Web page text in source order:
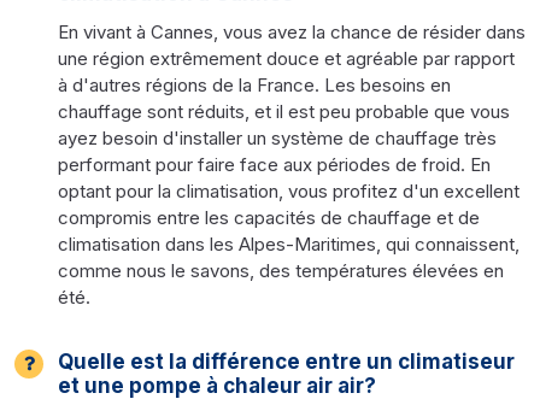
En vivant à Cannes, vous avez la chance de résider dans
une région extrêmement douce et agréable par rapport
à d'autres régions de la France. Les besoins en
chauffage sont réduits, et il est peu probable que vous
ayez besoin d'installer un système de chauffage très
performant pour faire face aux périodes de froid. En
optant pour la climatisation, vous profitez d'un excellent
compromis entre les capacités de chauffage et de
climatisation dans les Alpes-Maritimes, qui connaissent,
comme nous le savons, des températures élevées en
été.
Quelle est la différence entre un climatiseur
et une pompe à chaleur air air?